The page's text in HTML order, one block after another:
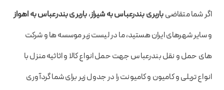
اگر شما متقاضیباربری بندرعباس به شیراز،باربری بندرعباس به اهواز
و سایر شهرهای ایران هستید، ما در لیست زیر موسسه ها و شرکت
های حمل و نقل بندرعباس جهت حمل انواع کالا و اثاثیه منزل با
انواع تریلی و کامیون و کامیونت را در جدول زیر برای شما گردآوری